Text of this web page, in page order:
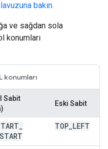
bakın.
ve sağdan sola
konumları
konumları
Sabit
Eski Sabit
START
TOP LEFT